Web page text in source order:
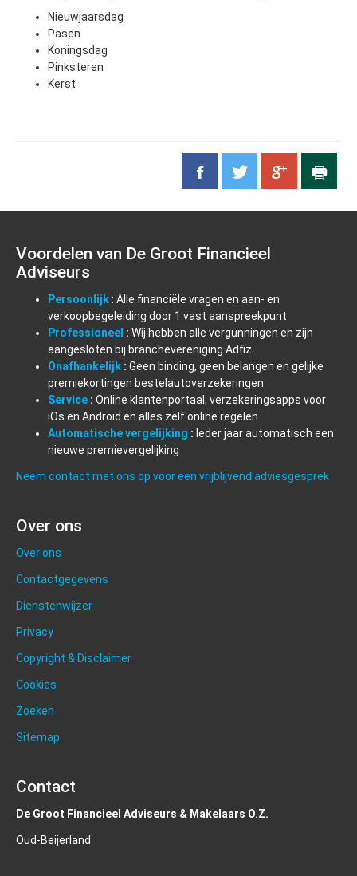
Nieuwjaarsdag
Pasen
Koningsdag
Pinksteren
Kerst
Voordelen van De Groot Financieel
Adviseurs
Persoonlijk : Alle financiële vragen en aan- en
verkoopbegeleiding door 1 vast aanspreekpunt
Professioneel : Wij hebben alle vergunningen en zijn
aangesloten bij branchevereniging Adfiz
Onafhankelijk : Geen binding, geen belangen en gelijke
premiekortingen bestelautoverzekeringen
Service : Online klantenportaal, verzekeringsapps voor
iOs en Android en alles zelf online regelen
Automatische vergelijking : Ieder jaar automatisch een
nieuwe premievergelijking
Neem contact met ons op voor een vrijblijvend adviesgesprek
Over ons
Over ons
Contactgegevens
Dienstenwijzer
Privacy
Copyright & Disclaimer
Cookies
Zoeken
Sitemap
Contact
De Groot Financieel Adviseurs & Makelaars O.Z.
Oud-Beijerland